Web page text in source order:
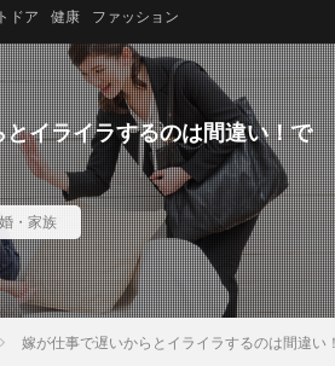
ドア 健康 ファッション
イライラするのは間違い！で
・家族
嫁が仕事で遅いからとイライラするのは間違い